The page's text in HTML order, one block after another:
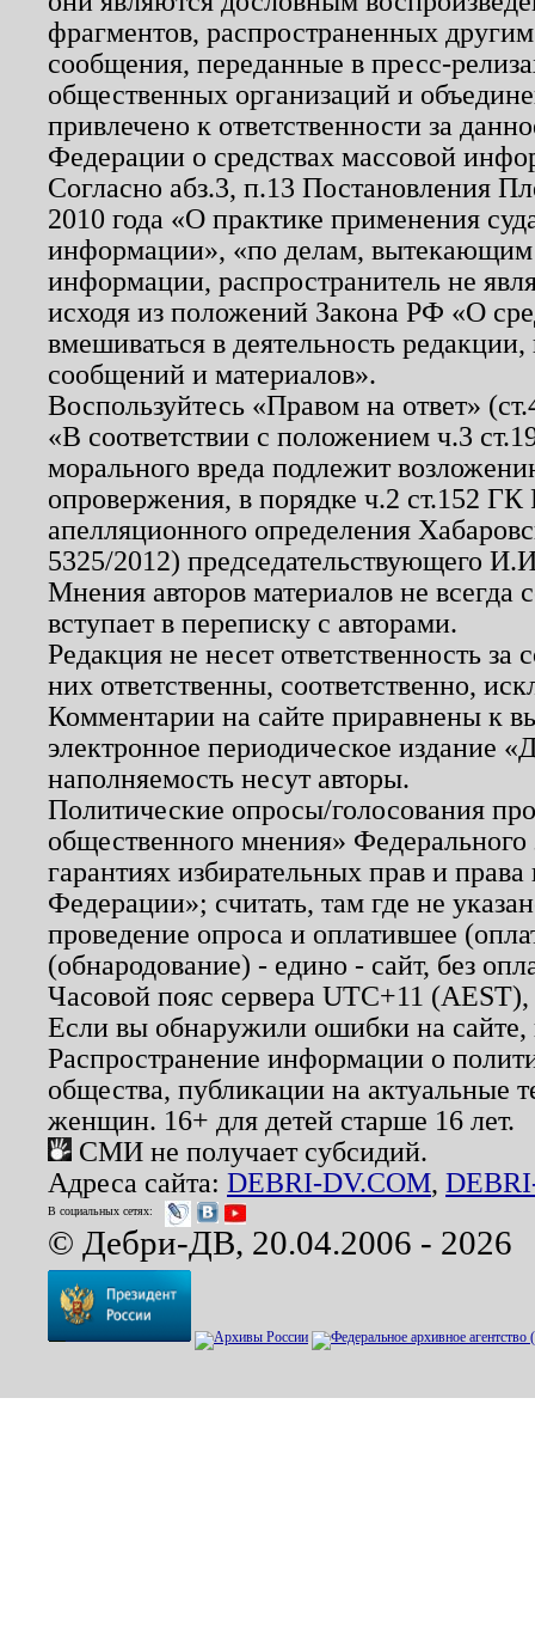
фрагментов, распространенных
сообщения, переданные в пресс-
общественных организаций и
привлечено к ответственности за
Федерации о средствах массовой
Согласно абз.3, п.13 Постановления
2010 года «О практике применения
информации», «по делам, вытекающим
информации, распространитель не
исходя из положений Закона РФ «О
вмешиваться в деятельность
сообщений и материалов».
Воспользуйтесь «Правом на ответ»
«В соответствии с положением ч.3
морального вреда подлежит
опровержения, в порядке ч.2 ст.152
апелляционного определения
5325/2012) председательствующего
Мнения авторов материалов не
вступает в переписку с авторами.
Редакция не несет ответственность
них ответственны, соответственно,
Комментарии на сайте приравнены к
электронное периодическое издание
наполняемость несут авторы.
Политические опросы/голосования
общественного мнения»
гарантиях избирательных прав и
Федерации»; считать, там где не
проведение опроса и оплатившее
(обнародование) - едино - сайт, без
Часовой пояс сервера UTC+11
Если вы обнаружили ошибки на
Распространение информации о
общества, публикации на актуальные
женщин. 16+ для детей старше 16 лет.
СМИ не получает субсидий.
Адреса сайта: DEBRI-DV.COM,
В социальных сетях:
© Дебри-ДВ, 20.04.2006 - 2026